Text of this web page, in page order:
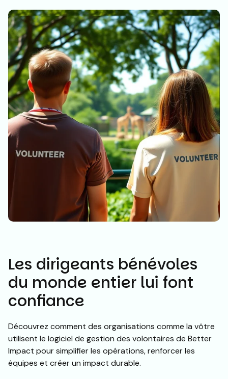
Les dirigeants bénévoles
du monde entier lui font
confiance
Découvrez comment des organisations comme la vôtre
utilisent le logiciel de gestion des volontaires de Better
Impact pour simplifier les opérations, renforcer les
équipes et créer un impact durable.